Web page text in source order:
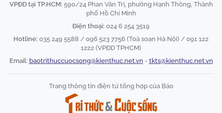
VPĐD tại TP.HCM: 590/24 Phan Văn Trị, phường Hạnh Thông, Thành
phố Hồ Chí Minh
Điện thoại: 024 6 254 3519
Hotline: 035 249 5588 / 096 523 7756 (Toà soạn Hà Nội) / 091 122
1222 (VPĐD TPHCM)
Email: baotrithuccuocsong@kienthuc.net.vn - tkts@kienthuc.net.vn
Trang thông tin điện tử tổng hợp của Báo